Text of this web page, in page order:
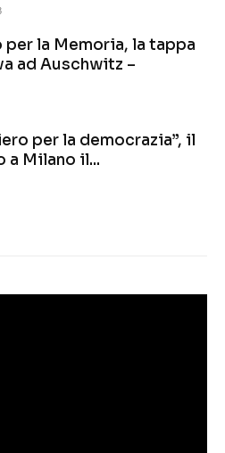
per la Memoria, la tappa
ad Auschwitz –
per la democrazia”, il
a Milano il...